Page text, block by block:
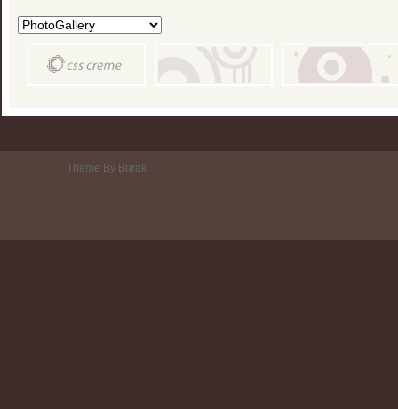
Theme By Burak